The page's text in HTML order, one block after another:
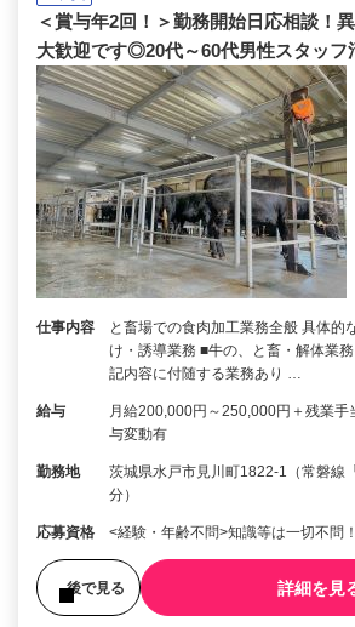
＜賞与年2回！＞勤務開始日応相談！
大歓迎です◎20代～60代男性スタッフ
仕事内容
と畜場での食肉加工業務全般 具体的
け・誘導業務 ■牛の、と畜・解体業
記内容に付随する業務あり …
給与
月給200,000円～250,000円＋残業
与変動有
勤務地
茨城県水戸市見川町1822-1（常磐線
分）
応募資格 <経験・年齢不問>知識等は一切不問！
後で見る 詳細を見